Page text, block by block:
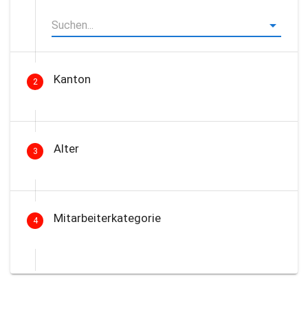
2 Kanton
3 Alter
4 Mitarbeiterkategorie